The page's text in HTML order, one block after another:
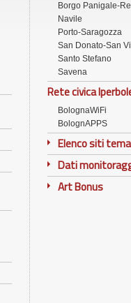
Borgo Panigale-
Navile
Porto-Saragozza
San Donato-San
Santo Stefano
Savena
Rete civica
BolognaWiFi
BolognAPPS
Elenco siti
Dati
Art Bonus